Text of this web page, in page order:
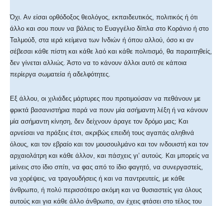
Όχι. Αν είσαι ορθόδοξος θεολόγος, εκπαιδευτικός, πολιτικός ή ότι
άλλο και σου πουν να βάλεις το Ευαγγέλιο δίπλα στο Κοράνιο ή στο
Ταλμούδ, στα ιερά κείμενα των Ινδιών ή όπου αλλού, όσο κι αν
σέβεσαι κάθε πίστη και κάθε λαό και κάθε πολιτισμό, θα παραιτηθείς,
δεν γίνεται αλλιώς. Άστο να το κάνουν άλλοι αυτό σε κάποια
περίεργα σωματεία ή αδελφότητες.
Εξ άλλου, οι χιλιάδες μάρτυρες που προτιμούσαν να πεθάνουν με
φρικτά βασανιστήρια παρά να πουν μία ασήμαντη λέξη ή να κάνουν
μία ασήμαντη κίνηση, δεν δείχνουν άραγε τον δρόμο μας; Και
αρνείσαι να πράξεις έτσι, ακριβώς επειδή τους αγαπάς αληθινά
όλους, και τον εβραίο και τον μουσουλμάνο και τον ινδουιστή και τον
αρχαιολάτρη και κάθε άλλον, και πάσχεις γι’ αυτούς. Και μπορείς να
μείνεις στο ίδιο σπίτι, να φας από το ίδιο φαγητό, να συνεργαστείς,
να χορέψεις, να τραγουδήσεις ή και να παντρευτείς, με κάθε
άνθρωπο, ή πολύ περισσότερο ακόμη και να θυσιαστείς για όλους
αυτούς και για κάθε άλλο άνθρωπο, αν έχεις φτάσει στο τέλος του